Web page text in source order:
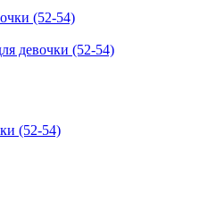
девочки (52-54)
(52-54)